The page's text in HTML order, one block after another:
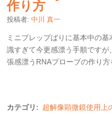
作り方
投稿者: 中川 真一
ミニプレップばりに基本中の
識すぎて今更感漂う手順です
張感漂うRNAプローブの作り方
カテゴリ: 超解像顕微鏡使用上